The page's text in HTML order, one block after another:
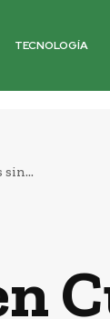
TECNOLOGÍA
sin...